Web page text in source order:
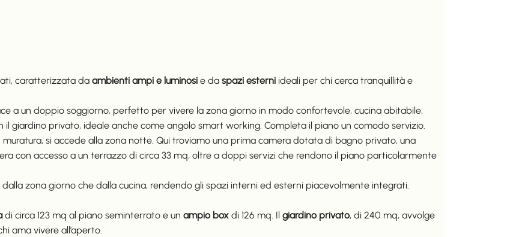
caratterizzata da ambienti ampi e luminosi e da spazi esterniideali per chi cerca tranquillità e
a un doppio soggiorno, perfetto per vivere la zona giorno in modo confortevole, cucina abitabile,
giardino privato, ideale anche come angolo smart working. Completa il piano un comodo servizio.
si accede alla zona notte. Qui troviamo una prima camera dotata di bagno privato, una
con accesso a un terrazzo di circa 33 mq, oltre a doppi servizi che rendono il piano particolarmente
dalla zona giorno che dalla cucina, rendendo gli spazi interni ed esterni piacevolmente integrati.
di circa 123 mq al piano seminterrato e un ampio boxdi 126 mq. Il giardino privato, di 240 mq, avvolge
ama vivere all’aperto.